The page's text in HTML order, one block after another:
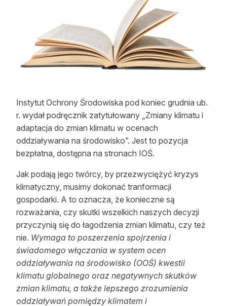
Z zagranicy
Edukacja
O nas
100 lat „Lasu Polskiego”
Prenumerata
Reklama
Zostań autorem
Archiwum
Kontakt
Instytut Ochrony Środowiska pod koniec grudnia ub.
r. wydał podręcznik zatytułowany „Zmiany klimatu i
adaptacja do zmian klimatu w ocenach
oddziaływania na środowisko”. Jest to pozycja
bezpłatna, dostępna na stronach IOŚ.
Jak podają jego twórcy, by przezwyciężyć kryzys
klimatyczny, musimy dokonać tranformacji
gospodarki. A to oznacza, że konieczne są
rozważania, czy skutki wszelkich naszych decyzji
przyczynią się do łagodzenia zmian klimatu, czy też
nie. Wymaga to poszerzenia spojrzenia i
świadomego włączania w system ocen
oddziaływania na środowisko (OOŚ) kwestii
klimatu globalnego oraz negatywnych skutków
zmian klimatu, a także lepszego zrozumienia
oddziaływań pomiędzy klimatem i